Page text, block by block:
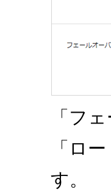
「フ
「ロ
す。